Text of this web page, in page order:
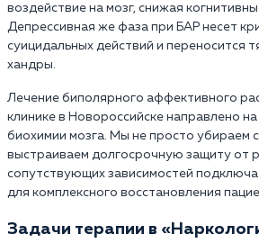
воздействие на мозг, снижая
Депрессивная же фаза при БАР несет
суицидальных действий и переносится
хандры.
Лечение биполярного аффективного
клинике в Новороссийске направлено
биохимии мозга. Мы не просто убираем
выстраиваем долгосрочную защиту от
сопутствующих зависимостей
для комплексного восстановления
Задачи терапии в